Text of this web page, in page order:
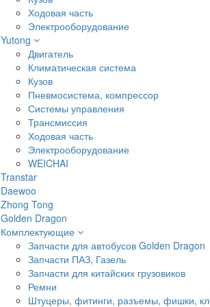
Ходовая часть
Электрооборудование
Yutong
Двигатель
Климатическая система
Кузов
Пневмосистема, компрессор
Системы управления
Трансмиссия
Ходовая часть
Электрооборудование
WEICHAI
Transtar
Daewoo
Zhong Tong
Golden Dragon
Комплектующие
Запчасти для автобусов Golden Dragon
Запчасти ПАЗ, Газель
Запчасти для китайских грузовиков
Ремни
Штуцеры, фитинги, разъемы, фишки,